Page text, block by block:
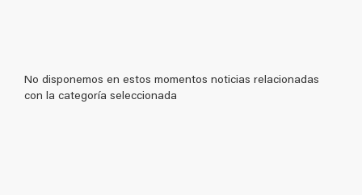
No disponemos en estos momentos noticias relacionadas
con la categoría seleccionada